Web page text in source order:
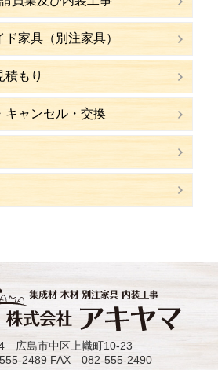
家具（別注家具）
積もり
キャンセル・交換
広島市中区上幟町10-23
2489 FAX 082-555-2490